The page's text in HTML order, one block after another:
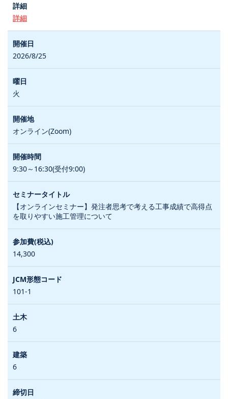
詳細
2026/8/25
火
オンライン(Zoom)
9:30～16:30(受付9:00)
【オンラインセミナー】発注者思考で考える工事成績で高得点
を取りやすい施工管理について
14,300
101-1
6
6